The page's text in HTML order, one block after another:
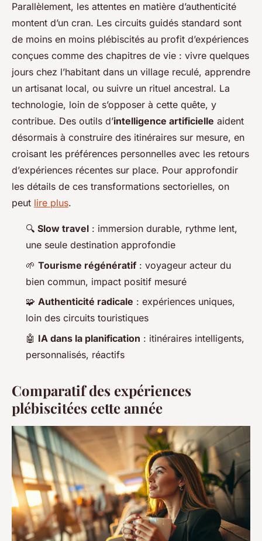
Parallèlement, les attentes en matière d’authenticité
montent d’un cran. Les circuits guidés standard sont
de moins en moins plébiscités au profit d’expériences
conçues comme des chapitres de vie : vivre quelques
jours chez l’habitant dans un village reculé, apprendre
un artisanat local, ou suivre un rituel ancestral. La
technologie, loin de s’opposer à cette quête, y
contribue. Des outils d’intelligence artificielle aident
désormais à construire des itinéraires sur mesure, en
croisant les préférences personnelles avec les retours
d’expériences récentes sur place. Pour approfondir
les détails de ces transformations sectorielles, on
peut lire plus.
🔍 Slow travel : immersion durable, rythme lent,
une seule destination approfondie
🌱 Tourisme régénératif : voyageur acteur du
bien commun, impact positif mesuré
🧩 Authenticité radicale : expériences uniques,
loin des circuits touristiques
🤖 IA dans la planification : itinéraires intelligents,
personnalisés, réactifs
Comparatif des expériences
plébiscitées cette année